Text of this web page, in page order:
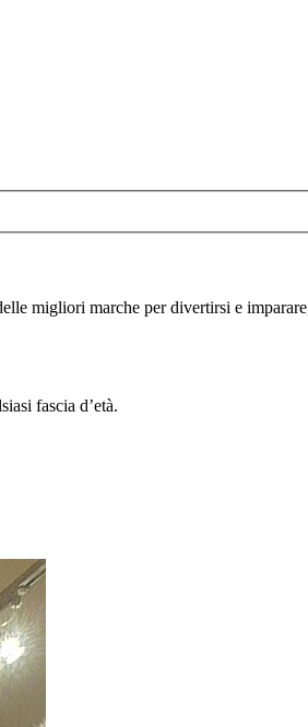
migliori marche per divertirsi e
fascia d’età.